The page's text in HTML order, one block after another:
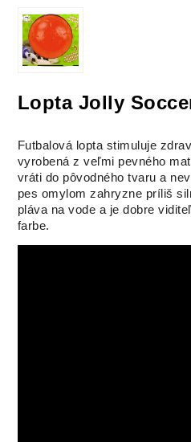
Lopta Jolly
Futbalová lopta stimuluje
vyrobená z veľmi pevného
vráti do pôvodného tvaru a
pes omylom zahryzne príliš
pláva na vode a je dobre
farbe.